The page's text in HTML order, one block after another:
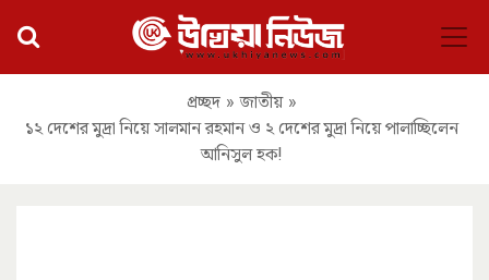
প্রচ্ছদ » জাতীয় »
১২ দেশের মুদ্রা নিয়ে সালমান রহমান ও ২ দেশের মুদ্রা নিয়ে পালাচ্ছিলেন
আনিসুল হক!